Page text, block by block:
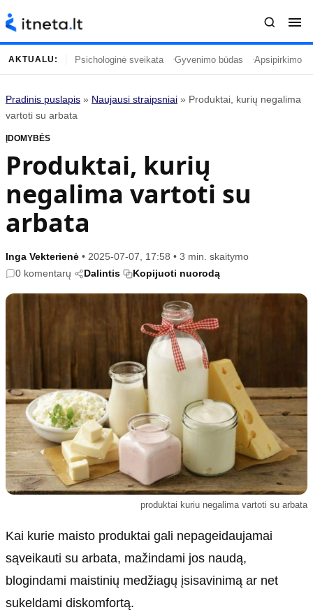
Turinys
Naujausi straipsniai
Gyvenimas
Mada
Mokslas
Kulinarija
Technologijos
Gyvenimo būdas
Populiaru
Psichologinė sveikata
Tvari mada
Informacija
Etikos politika
Klaidų taisymo politika
Naudojimo sąlygos
Privatumo politika
Reklamos politika
Slapukų politika
Redakcija
Apie mus
Kontaktai
Redakcinė politika
Dirbtinis intelektas
AKTUALU: Psichologinė sveikata Gyvenimo būdas Apsipirkimo
Pradinis puslapis » Naujausi straipsniai » Produktai, kurių negalima
vartoti su arbata
ĮDOMYBĖS
Produktai, kurių
negalima vartoti su
arbata
Inga Vekterienė • 2025-07-07, 17:58 • 3 min. skaitymo
0 komentarų
Dalintis Kopijuoti nuorodą
produktai kuriu negalima vartoti su arbata
Kai kurie maisto produktai gali nepageidaujamai
sąveikauti su arbata, mažindami jos naudą,
blogindami maistinių medžiagų įsisavinimą ar net
sukeldami diskomfortą.